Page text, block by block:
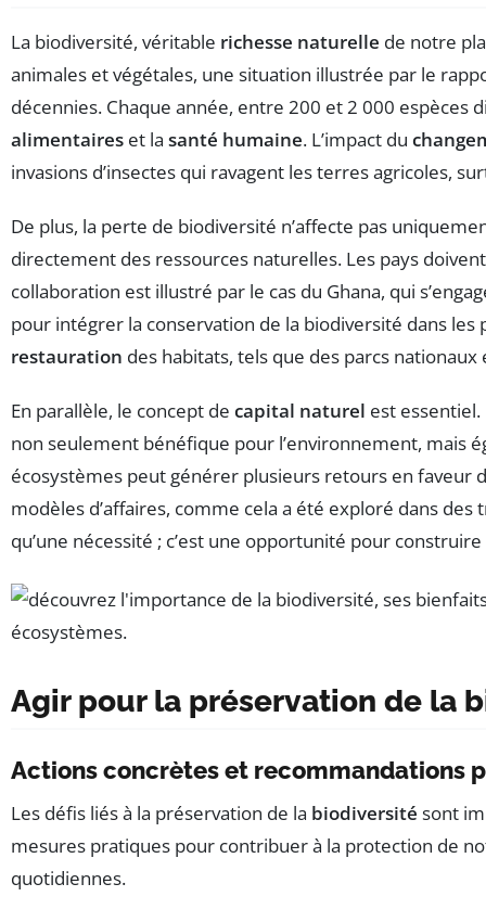
La biodiversité, véritable richesse naturelle de notre
animales et végétales, une situation illustrée par le
décennies. Chaque année, entre 200 et 2 000
alimentaires et la santé humaine. L’impact du
invasions d’insectes qui ravagent les terres agricoles,
De plus, la perte de biodiversité n’affecte pas
directement des ressources naturelles. Les pays
collaboration est illustré par le cas du Ghana, qui
pour intégrer la conservation de la biodiversité dans
restauration des habitats, tels que des parcs
En parallèle, le concept de capital naturel est
non seulement bénéfique pour l’environnement, mais
écosystèmes peut générer plusieurs retours en faveur
modèles d’affaires, comme cela a été exploré dans
qu’une nécessité ; c’est une opportunité pour
Agir pour la préservation de la
Actions concrètes et recommandations
Les défis liés à la préservation de la biodiversité sont
mesures pratiques pour contribuer à la protection de
quotidiennes.